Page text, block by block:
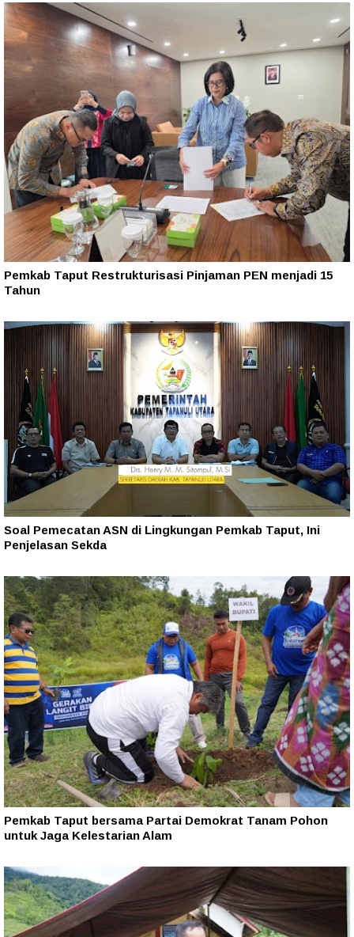
Pemkab Taput Restrukturisasi Pinjaman PEN menjadi 15
Tahun‎
Soal Pemecatan ASN di Lingkungan Pemkab Taput, Ini
Penjelasan Sekda
Pemkab Taput bersama Partai Demokrat Tanam Pohon
untuk Jaga Kelestarian Alam